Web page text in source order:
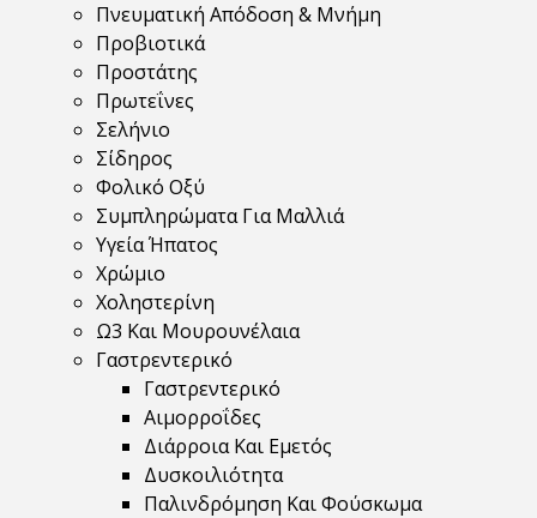
Πνευματική Απόδοση & Μνήμη
Προβιοτικά
Προστάτης
Πρωτεΐνες
Σελήνιο
Σίδηρος
Φολικό Οξύ
Συμπληρώματα Για Μαλλιά
Υγεία Ήπατος
Χρώμιο
Χοληστερίνη
Ω3 Και Μουρουνέλαια
Γαστρεντερικό
Γαστρεντερικό
Αιμορροΐδες
Διάρροια Και Εμετός
Δυσκοιλιότητα
Παλινδρόμηση Και Φούσκωμα